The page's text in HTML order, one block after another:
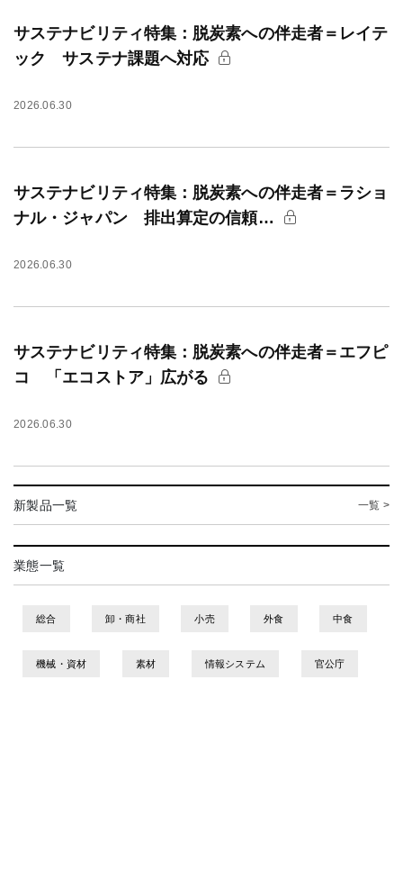
サステナビリティ特集：脱炭素への伴走者＝レイテ
ック サステナ課題へ対応
2026.06.30
サステナビリティ特集：脱炭素への伴走者＝ラショ
ナル・ジャパン 排出算定の信頼…
2026.06.30
サステナビリティ特集：脱炭素への伴走者＝エフピ
コ 「エコストア」広がる
2026.06.30
新製品一覧 一覧 >
業態一覧
総合 卸・商社 小売 外食 中食
機械・資材 素材 情報システム 官公庁